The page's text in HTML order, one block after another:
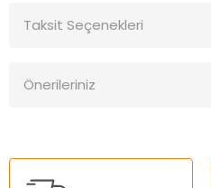
Taksit Seçenekleri
Önerileriniz
kullanarak tarafımıza iletebilirsiniz.
Görüş ve önerileriniz için teşekkür